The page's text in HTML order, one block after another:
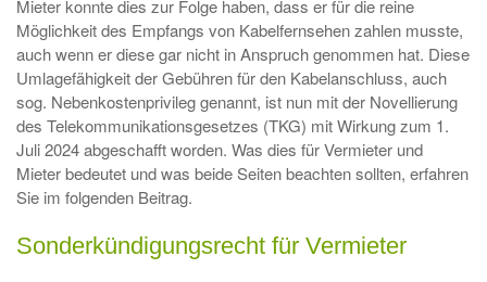
Mieter konnte dies zur Folge haben, dass er für die reine
Möglichkeit des Empfangs von Kabelfernsehen zahlen musste,
auch wenn er diese gar nicht in Anspruch genommen hat. Diese
Umlagefähigkeit der Gebühren für den Kabelanschluss, auch
sog. Nebenkostenprivileg genannt, ist nun mit der Novellierung
des Telekommunikationsgesetzes (TKG) mit Wirkung zum 1.
Juli 2024 abgeschafft worden. Was dies für Vermieter und
Mieter bedeutet und was beide Seiten beachten sollten, erfahren
Sie im folgenden Beitrag.
Sonderkündigungsrecht für Vermieter